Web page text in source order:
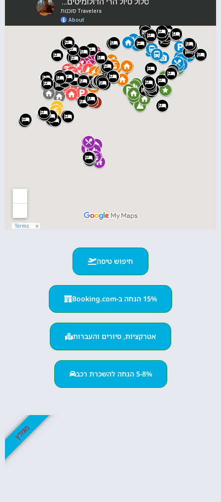
חיפוש טיסה
15% הנחה ב-Booking.com
אטרקציות, סיורים והעברות
5-8% הנחה להשכרת רכב
מומלץ